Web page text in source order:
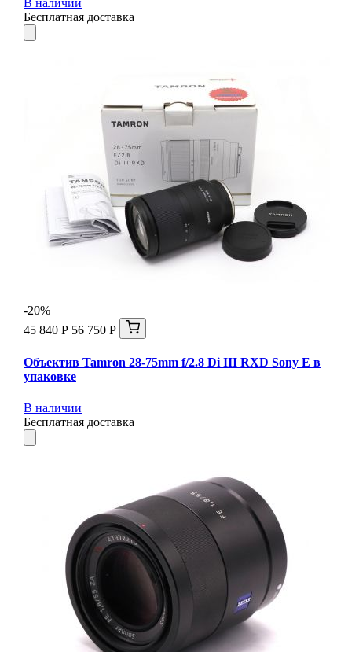
В наличии
Бесплатная доставка
-20%
45 840 Р 56 750 Р
Объектив Tamron 28-75mm f/2.8 Di III RXD Sony E в
упаковке
В наличии
Бесплатная доставка